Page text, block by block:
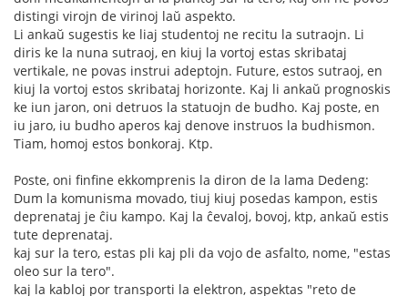
distingi virojn de virinoj laŭ aspekto.
Li ankaŭ sugestis ke liaj studentoj ne recitu la sutraojn. Li
diris ke la nuna sutraoj, en kiuj la vortoj estas skribataj
vertikale, ne povas instrui adeptojn. Future, estos sutraoj, en
kiuj la vortoj estos skribataj horizonte. Kaj li ankaŭ prognoskis
ke iun jaron, oni detruos la statuojn de budho. Kaj poste, en
iu jaro, iu budho aperos kaj denove instruos la budhismon.
Tiam, homoj estos bonkoraj. Ktp.
Poste, oni finfine ekkomprenis la diron de la lama Dedeng:
Dum la komunisma movado, tiuj kiuj posedas kampon, estis
deprenataj je ĉiu kampo. Kaj la ĉevaloj, bovoj, ktp, ankaŭ estis
tute deprenataj.
kaj sur la tero, estas pli kaj pli da vojo de asfalto, nome, "estas
oleo sur la tero".
kaj la kabloj por transporti la elektron, aspektas "reto de